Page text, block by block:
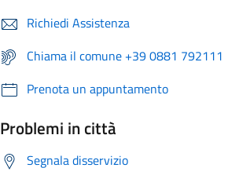
Richiedi Assistenza
Chiama il comune +39 0881 792111
Prenota un appuntamento
Problemi in città
Segnala disservizio